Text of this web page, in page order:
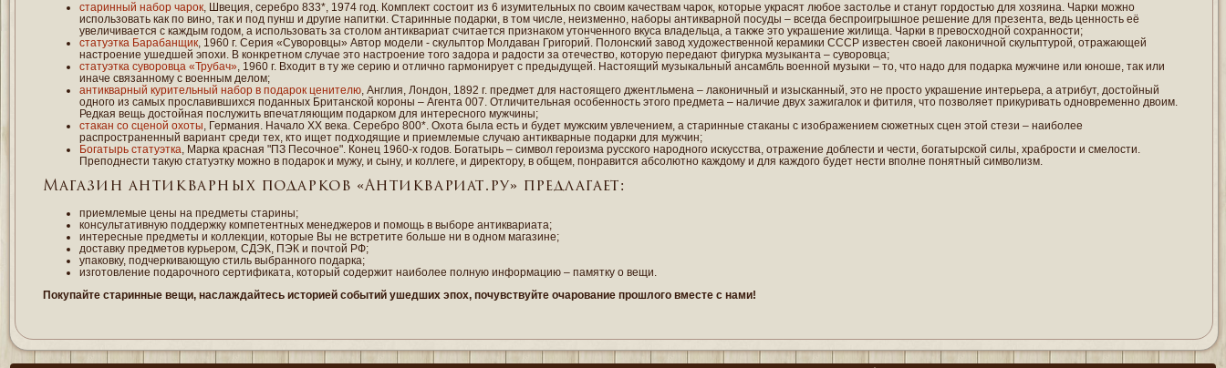
старинный набор чарок , Швеция, серебро 833*, 1974 год. Комплект состоит из 6 изумительных по своим качествам чарок, которые украсят любое застолье и станут гордостью для хозяина. Чарки можно
использовать как по вино, так и под пунш и другие напитки. Старинные подарки, в том числе, неизменно, наборы антикварной посуды – всегда беспроигрышное решение для презента, ведь ценность её
увеличивается с каждым годом, а использовать за столом антиквариат считается признаком утонченного вкуса владельца, а также это украшение жилища. Чарки в превосходной сохранности;
статуэтка Барабанщик , 1960 г. Серия «Суворовцы» Автор модели - скульптор Молдаван Григорий. Полонский завод художественной керамики СССР известен своей лаконичной скульптурой, отражающей
настроение ушедшей эпохи. В конкретном случае это настроение того задора и радости за отечество, которую передают фигурка музыканта – суворовца;
статуэтка суворовца «Трубач» , 1960 г. Входит в ту же серию и отлично гармонирует с предыдущей. Настоящий музыкальный ансамбль военной музыки – то, что надо для подарка мужчине или юноше, так или
иначе связанному с военным делом;
антикварный курительный набор в подарок ценителю , Англия, Лондон, 1892 г. предмет для настоящего джентльмена – лаконичный и изысканный, это не просто украшение интерьера, а атрибут, достойный
одного из самых прославившихся поданных Британской короны – Агента 007. Отличительная особенность этого предмета – наличие двух зажигалок и фитиля, что позволяет прикуривать одновременно двоим.
Редкая вещь достойная послужить впечатляющим подарком для интересного мужчины;
стакан со сценой охоты , Германия. Начало ХХ века. Серебро 800*. Охота была есть и будет мужским увлечением, а старинные стаканы с изображением сюжетных сцен этой стези – наиболее
распространенный вариант среди тех, кто ищет подходящие и приемлемые случаю антикварные подарки для мужчин;
Богатырь статуэтка , Марка красная "ПЗ Песочное". Конец 1960-х годов. Богатырь – символ героизма русского народного искусства, отражение доблести и чести, богатырской силы, храбрости и смелости.
Преподнести такую статуэтку можно в подарок и мужу, и сыну, и коллеге, и директору, в общем, понравится абсолютно каждому и для каждого будет нести вполне понятный символизм.
Магазин антикварных подарков «Антиквариат.ру» предлагает:
приемлемые цены на предметы старины;
консультативную поддержку компетентных менеджеров и помощь в выборе антиквариата;
интересные предметы и коллекции, которые Вы не встретите больше ни в одном магазине;
доставку предметов курьером, СДЭК, ПЭК и почтой РФ;
упаковку, подчеркивающую стиль выбранного подарка;
изготовление подарочного сертификата, который содержит наиболее полную информацию – памятку о вещи.
Покупайте старинные вещи, наслаждайтесь историей событий ушедших эпох, почувствуйте очарование прошлого вместе с нами!